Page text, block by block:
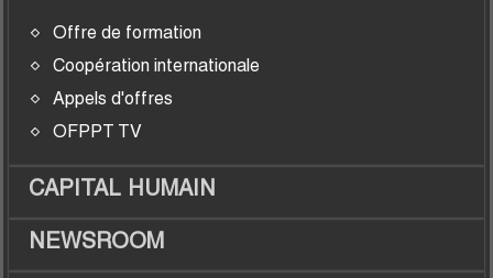
Offre de formation
Coopération internationale
Appels d'offres
OFPPT TV
CAPITAL HUMAIN
NEWSROOM